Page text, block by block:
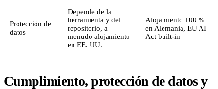
Protección de
datos
Depende de la
herramienta y del
repositorio, a
menudo alojamiento
en EE. UU.
Alojamiento 100 %
en Alemania, EU AI
Act built-in
Cumplimiento, protección de datos y